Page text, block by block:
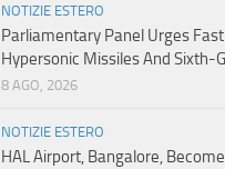
NOTIZIE ESTERO
Parliamentary Panel Urges
Hypersonic Missiles And Sixth-
8 AGO, 2026
NOTIZIE ESTERO
HAL Airport, Bangalore,